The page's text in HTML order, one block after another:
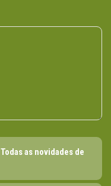
Todas as novidades de